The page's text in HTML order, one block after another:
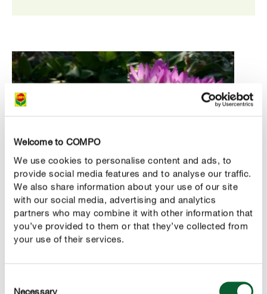
Welcome to COMPO
We use cookies to personalise content and ads, to
provide social media features and to analyse our traffic.
We also share information about your use of our site
with our social media, advertising and analytics
partners who may combine it with other information that
you’ve provided to them or that they’ve collected from
your use of their services.
Necessary
Colchiques d’automne
pour ouvrir seulement quelques semaines plus tard ses